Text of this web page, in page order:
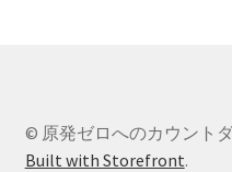
© 原発ゼロへのカウント
Built with Storefront.